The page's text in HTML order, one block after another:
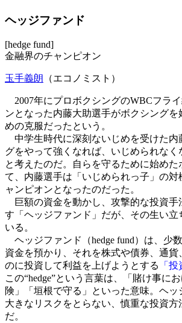
ヘッジファンド
[hedge fund]
金融界のチャンピオン
玉手義朗 （エコノミスト）
2007年にプロボクシングのWBCフラ
ンとなった内藤大助選手がボクシングを
めの克服だったという。
中学生時代に深刻ないじめを受けた内
グをやって強くなれば、いじめられなく
と考えたのだ。自らを守るために始めた
て、内藤選手は「いじめられっ子」の対
ャンピオンとなったのだった。
巨額の資金を動かし、攻撃的な投資手
す「ヘッジファンド」だが、その生い立
いる。
ヘッジファンド（hedge fund）は、少
資金を預かり、それを株式や債券、通貨
のに投資して利益を上げようとする
「投
この“hedge”という言葉は、「賭け事に
険」「垣根で守る」といった意味。ヘッ
大きなリスクをとらない、慎重な投資方
だ。